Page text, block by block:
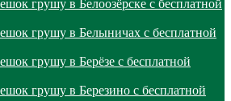
грушу в Белоозёрске с бесплатной
грушу в Белыничах с бесплатной
грушу в Берёзе с бесплатной
грушу в Березино с бесплатной